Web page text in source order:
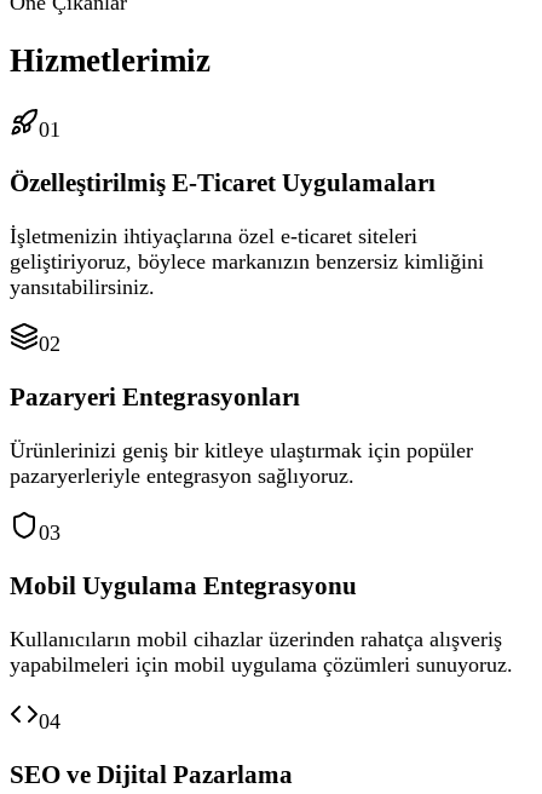
Hizmetlerimiz
01
Özelleştirilmiş E-Ticaret Uygulamaları
İşletmenizin ihtiyaçlarına özel e-ticaret siteleri
geliştiriyoruz, böylece markanızın benzersiz kimliğini
yansıtabilirsiniz.
02
Pazaryeri Entegrasyonları
Ürünlerinizi geniş bir kitleye ulaştırmak için popüler
pazaryerleriyle entegrasyon sağlıyoruz.
03
Mobil Uygulama Entegrasyonu
Kullanıcıların mobil cihazlar üzerinden rahatça alışveriş
yapabilmeleri için mobil uygulama çözümleri sunuyoruz.
04
SEO ve Dijital Pazarlama